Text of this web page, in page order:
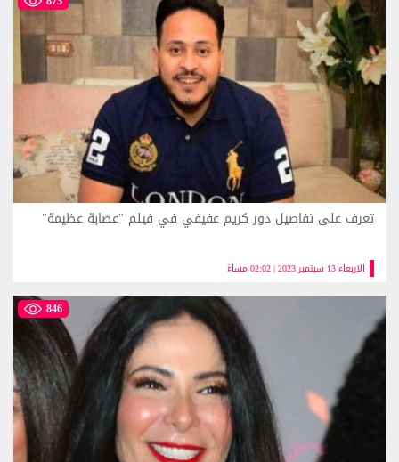
الاربعاء 13 سبتمبر 2023 | 02:02 مساءً
تعرف على تفاصيل دور كريم عفيفي في فيلم "عصابة عظيمة"
846